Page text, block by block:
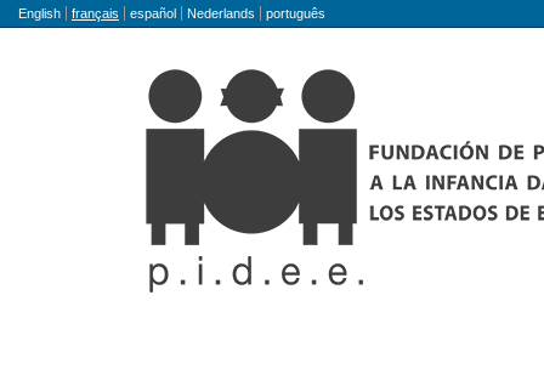
Langue
English français español Nederlands português